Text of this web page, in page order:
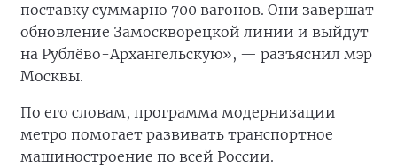
поставку суммарно 700 вагонов. Они завершат
обновление Замоскворецкой линии и выйдут
на Рублёво-Архангельскую», — разъяснил мэр
Москвы.
По его словам, программа модернизации
метро помогает развивать транспортное
машиностроение по всей России.